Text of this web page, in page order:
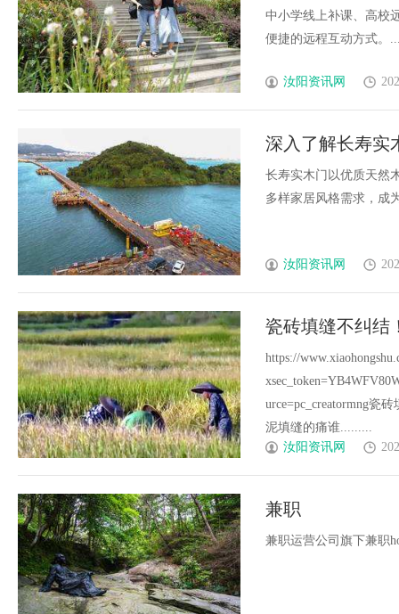
中小学线上补课、高校
便捷的远程互动方式。
汝阳资讯网
深入了解长寿实
长寿实木门以优质天然
多样家居风格需求，成
汝阳资讯网
瓷砖填缝不纠结
https://
urce=pc_creatormng瓷
泥填缝的痛谁.........
汝阳资讯网
兼职
兼职运营公司旗下兼职